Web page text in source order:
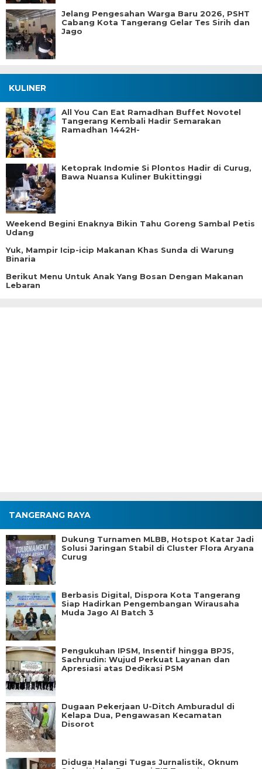
Jelang Pengesahan Warga Baru 2026, PSHT
Cabang Kota Tangerang Gelar Tes Sirih dan
Jago
KULINER
All You Can Eat Ramadhan Buffet Novotel
Tangerang Kembali Hadir Semarakan
Ramadhan 1442H-
Ketoprak Indomie Si Plontos Hadir di Curug,
Bawa Nuansa Kuliner Bukittinggi
Weekend Begini Enaknya Bikin Tahu Goreng Sambal Petis
Udang
Yuk, Mampir Icip-icip Makanan Khas Sunda di Warung
Binaria
Berikut Menu Untuk Anak Yang Bosan Dengan Makanan
Lebaran
TANGERANG RAYA
Dukung Turnamen MLBB, Hotspot Katar Jadi
Solusi Jaringan Stabil di Cluster Flora Aryana
Curug
Berbasis Digital, Dispora Kota Tangerang
Siap Hadirkan Pengembangan Wirausaha
Muda Jago AI Batch 3
Pengukuhan IPSM, Insentif hingga BPJS,
Sachrudin: Wujud Perkuat Layanan dan
Apresiasi atas Dedikasi PSM
Dugaan Pekerjaan U-Ditch Amburadul di
Kelapa Dua, Pengawasan Kecamatan
Disorot
Diduga Halangi Tugas Jurnalistik, Oknum